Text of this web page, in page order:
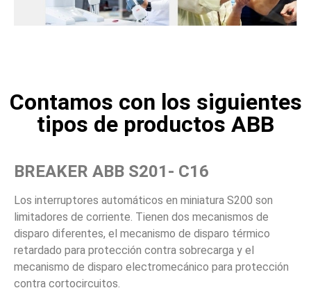
Contamos con los siguientes
tipos de productos ABB
BREAKER ABB S201- C16
Los interruptores automáticos en miniatura S200 son
limitadores de corriente. Tienen dos mecanismos de
disparo diferentes, el mecanismo de disparo térmico
retardado para protección contra sobrecarga y el
mecanismo de disparo electromecánico para protección
contra cortocircuitos.